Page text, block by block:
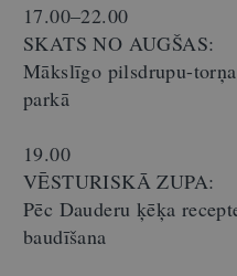
17.00–22.00
SKATS NO AUGŠAS:
Mākslīgo pilsdrupu-
parkā
19.00
VĒSTURISKĀ ZUPA:
Pēc Dauderu ķēķa
baudīšana